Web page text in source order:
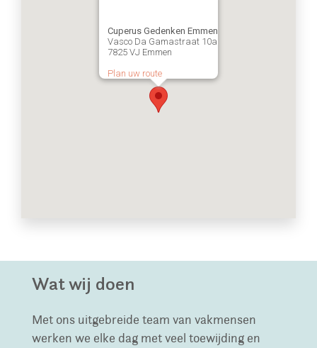
Cuperus Gedenken Emmen
Vasco Da Gamastraat 10a
7825 VJ Emmen
Plan uw route
Wat wij doen
Met ons uitgebreide team van vakmensen
werken we elke dag met veel toewijding en